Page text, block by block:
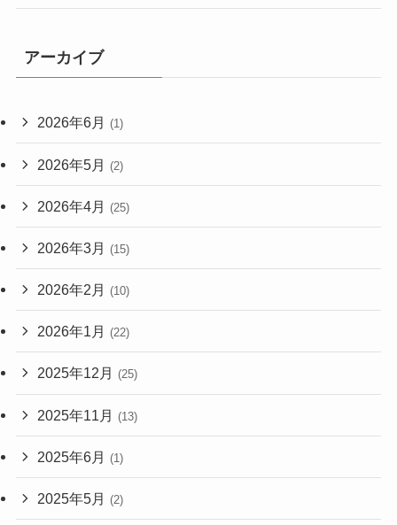
アーカイブ
2026年6月 (1)
2026年5月 (2)
2026年4月 (25)
2026年3月 (15)
2026年2月 (10)
2026年1月 (22)
2025年12月 (25)
2025年11月 (13)
2025年6月 (1)
2025年5月 (2)